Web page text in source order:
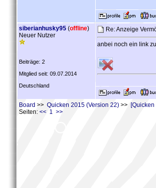
siberianhusky95 (offline)
Neuer Nutzer
Beiträge: 2
Mitglied seit: 09.07.2014
Deutschland
Re: Anzeige
anbei noch ein link
Board >> Quicken 2015 (Version 22) >>
Seiten: << 1 >>